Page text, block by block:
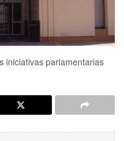
iniciativas parlamentarias